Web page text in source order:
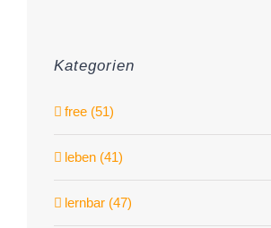
Kategorien
free (51)
leben (41)
lernbar (47)